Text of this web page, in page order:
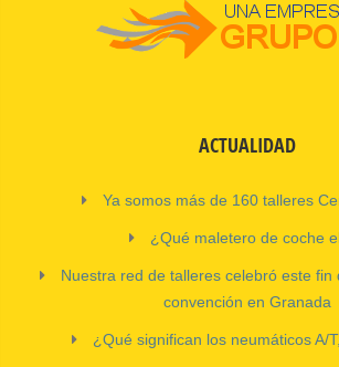
ACTUALIDAD
Ya somos más de 160 talleres
¿Qué maletero de coche
Nuestra red de talleres celebró este fin
convención en Granada
¿Qué significan los neumáticos A/